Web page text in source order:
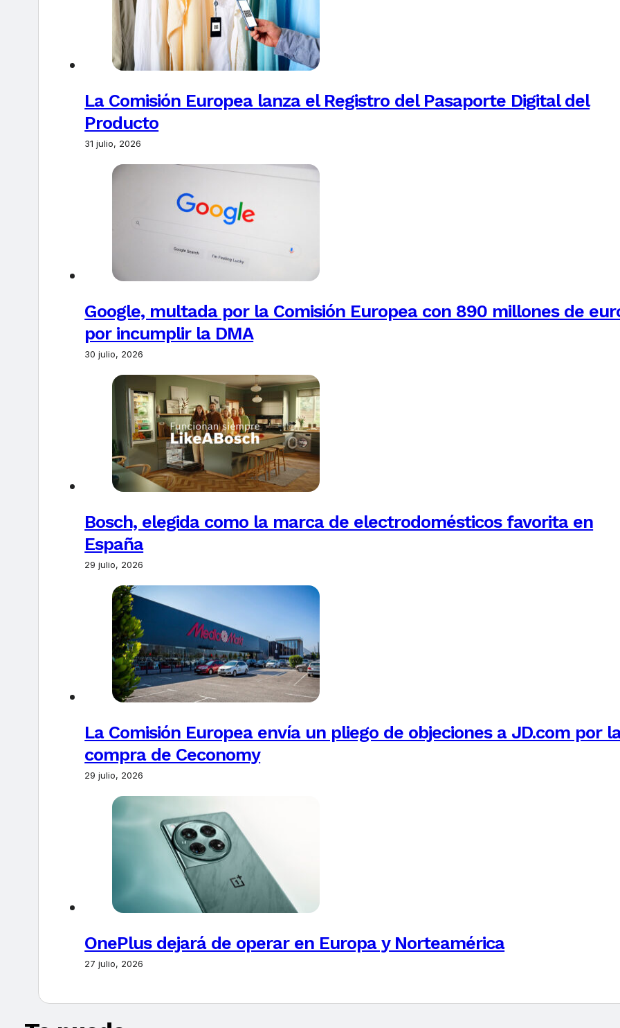
La Comisión Europea lanza el Registro del Pasaporte Digital del
Producto
31 julio, 2026
Google, multada por la Comisión Europea con 890 millones de
por incumplir la DMA
30 julio, 2026
Bosch, elegida como la marca de electrodomésticos favorita en
España
29 julio, 2026
La Comisión Europea envía un pliego de objeciones a JD.com por
compra de Ceconomy
29 julio, 2026
OnePlus dejará de operar en Europa y Norteamérica
27 julio, 2026